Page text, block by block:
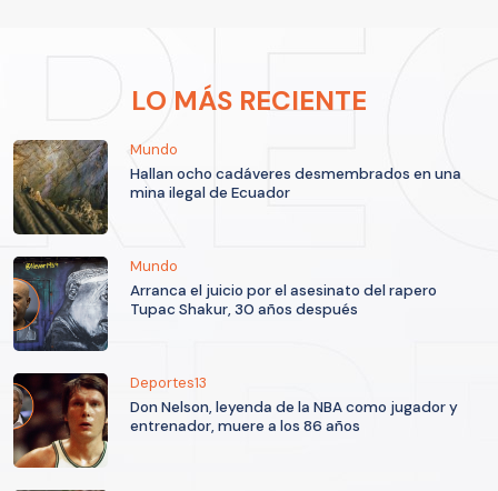
LO MÁS RECIENTE
Mundo
Hallan ocho cadáveres desmembrados en una
mina ilegal de Ecuador
Mundo
Arranca el juicio por el asesinato del rapero
Tupac Shakur, 30 años después
Deportes13
Don Nelson, leyenda de la NBA como jugador y
entrenador, muere a los 86 años